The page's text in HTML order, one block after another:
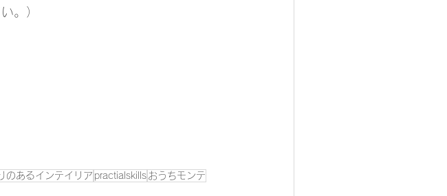
。）
のあるインテイリア practialskills おうちモンテ